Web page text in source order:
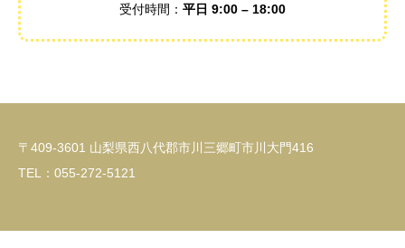
受付時間： 平日 9:00 – 18:00
〒409-3601 山梨県西八代郡市川三郷町市川大門416
TEL：055-272-5121